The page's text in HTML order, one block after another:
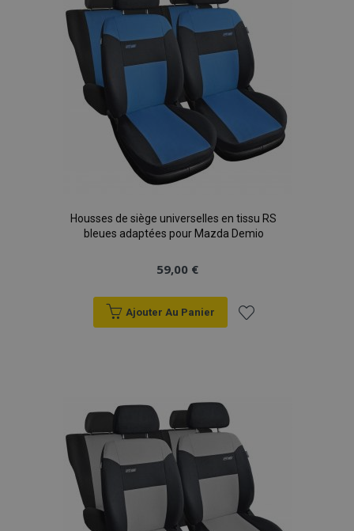
Housses de siège universelles en tissu RS
bleues adaptées pour Mazda Demio
59,00 €
Ajouter Au Panier
d'achats